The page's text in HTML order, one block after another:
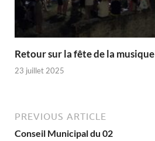
Retour sur la fête de la musique
23 juillet 2025
PREVIOUS ARTICLE
Conseil Municipal du 02